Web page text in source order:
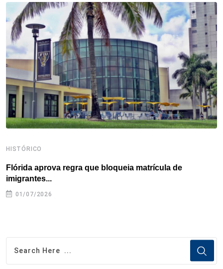
o
o
k
r
d
I
n
e
s
d
s
A
p
p
HISTÓRICO
Flórida aprova regra que bloqueia matrícula de
imigrantes...
01/07/2026